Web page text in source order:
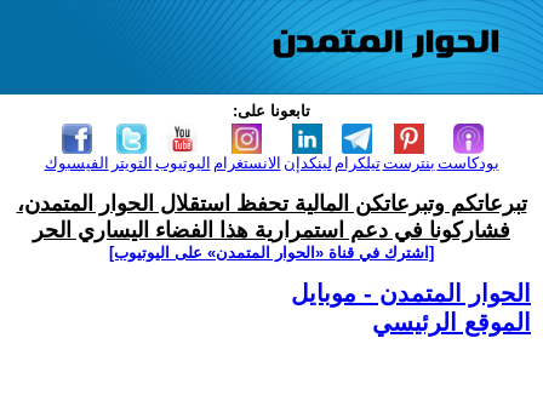
تابعونا على:
الفيسبوك التويتر اليوتيوب الانستغرام لينكدإن تيلكرامبنترست بودكاست
تبرعاتكم وتبرعاتكن المالية تحفظ استقلال الحوار المتمدن،
فشاركونا في دعم استمرارية هذا الفضاء اليساري الحر
[اشترك في قناة ‫«الحوار المتمدن» على اليوتيوب]
الحوار المتمدن - موبايل
الموقع الرئيسي